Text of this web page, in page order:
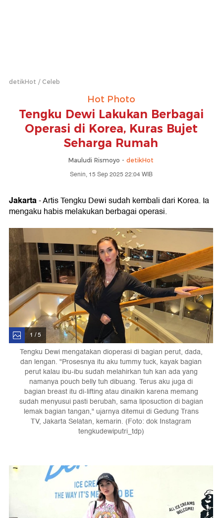
detikHot Celeb
Hot Photo
Tengku Dewi Lakukan Berbagai
Operasi di Korea, Kuras Bujet
Seharga Rumah
Mauludi Rismoyo - detikHot
Senin, 15 Sep 2025 22:04 WIB
Jakarta- Artis Tengku Dewi sudah kembali dari Korea. Ia
mengaku habis melakukan berbagai operasi.
1 / 5
Tengku Dewi mengatakan dioperasi di bagian perut, dada,
dan lengan. "Prosesnya itu aku tummy tuck, kayak bagian
perut kalau ibu-ibu sudah melahirkan tuh kan ada yang
namanya pouch belly tuh dibuang. Terus aku juga di
bagian breast itu di-lifting atau dinaikin karena memang
sudah menyusui pasti berubah, sama liposuction di bagian
lemak bagian tangan," ujarnya ditemui di Gedung Trans
TV, Jakarta Selatan, kemarin. (Foto: dok Instagram
tengkudewiputri_tdp)